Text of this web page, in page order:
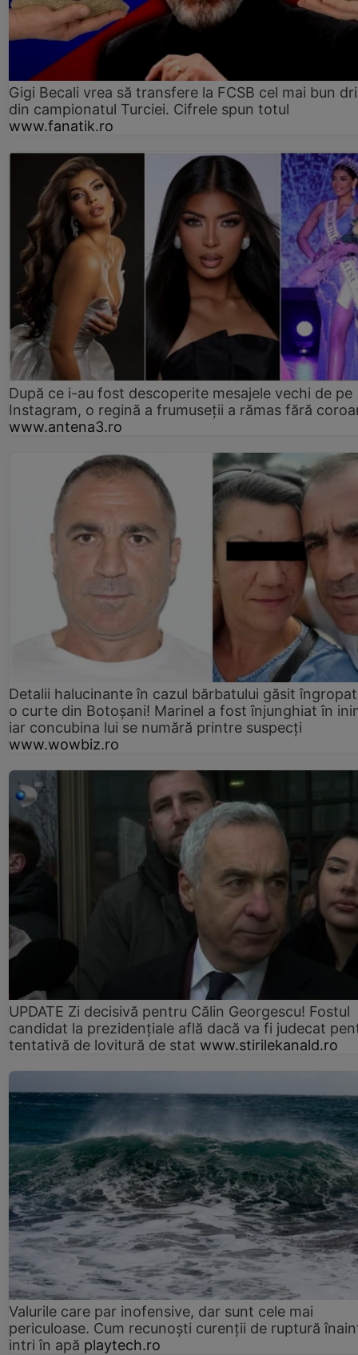
Gigi Becali vrea să transfere la FCSB cel mai bun
din campionatul Turciei. Cifrele spun totul
www.fanatik.ro
După ce i-au fost descoperite mesajele vechi de pe
Instagram, o regină a frumuseții a rămas fără
www.antena3.ro
Detalii halucinante în cazul bărbatului găsit
o curte din Botoșani! Marinel a fost înjunghiat în
iar concubina lui se numără printre suspecți
www.wowbiz.ro
UPDATE Zi decisivă pentru Călin Georgescu! Fostul
candidat la prezidențiale află dacă va fi judecat
tentativă de lovitură de stat www.stirilekanald.ro
Valurile care par inofensive, dar sunt cele mai
periculoase. Cum recunoști curenții de ruptură
intri în apă playtech.ro